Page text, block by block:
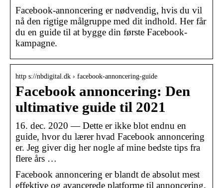
Facebook-annoncering er nødvendig, hvis du vil
nå den rigtige målgruppe med dit indhold. Her får
du en guide til at bygge din første Facebook-
kampagne.
http s://nbdigital.dk › facebook-annoncering-guide
Facebook annoncering: Den
ultimative guide til 2021
16. dec. 2020 — Dette er ikke blot endnu en
guide, hvor du lærer hvad Facebook annoncering
er. Jeg giver dig her nogle af mine bedste tips fra
flere års …
Facebook annoncering er blandt de absolut mest
effektive og avancerede platforme til annoncering.